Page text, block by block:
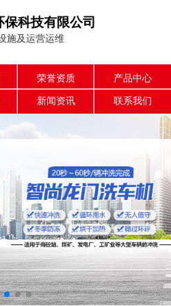
科技有限公司
施及运营运维
荣誉资质 产品中心
新闻资讯 联系我们